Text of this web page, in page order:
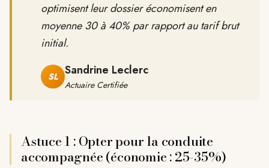
optimisent leur dossier économisent en
moyenne 30 à 40% par rapport au tarif brut
initial.
SL Sandrine Leclerc
Actuaire Certifiée
Astuce 1 : Opter pour la conduite
accompagnée (économie : 25-35%)